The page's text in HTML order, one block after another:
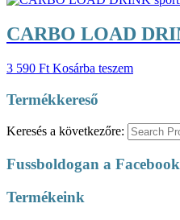
CARBO LOAD
3 590 Ft Kosárba teszem
Termékkereső
Keresés a következőre:
Fussboldogan a
Termékeink